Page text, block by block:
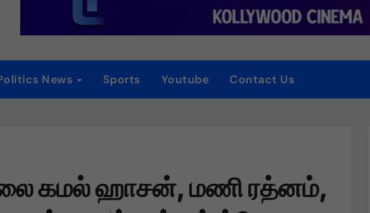
விமர்சனம்
News Sports Youtube Contact Us
கமல் ஹாசன், மணி ரத்னம்,